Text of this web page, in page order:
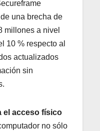
una brecha de
millones a nivel
10 % respecto al
actualizados
sin
el acceso físico
no sólo